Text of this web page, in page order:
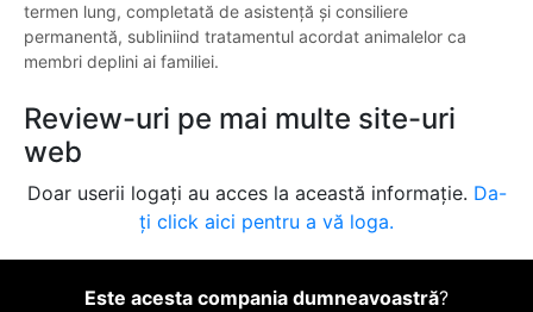
termen lung, completată de asistență și consiliere
permanentă, subliniind tratamentul acordat animalelor ca
membri deplini ai familiei.
Review-uri pe mai multe site-uri
web
Doar userii logați au acces la această informație. Da-
ți click aici pentru a vă loga.
Este acesta compania dumneavoastră?